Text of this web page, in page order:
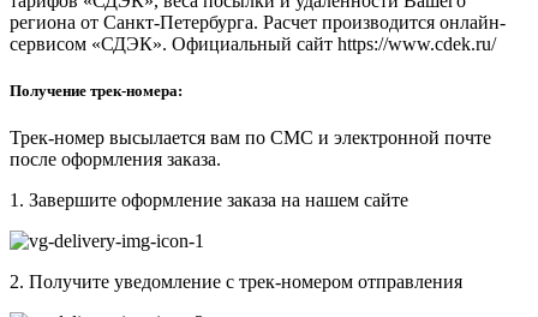
региона от Санкт-Петербурга. Расчет производится онлайн-
сервисом «СДЭК». Официальный сайт https://www.cdek.ru/
Получение трек-номера:
Трек-номер высылается вам по СМС и электронной почте
после оформления заказа.
1. Завершите оформление заказа на нашем сайте
2. Получите уведомление с трек-номером отправления